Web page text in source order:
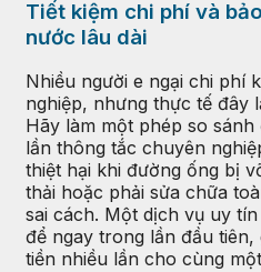
Tiết kiệm chi phí và
nước lâu dài
Nhiều người e ngại chi phí
nghiệp, nhưng thực tế đây
Hãy làm một phép so
lần thông tắc chuyên
thiệt hại khi đường ống bị
thải hoặc phải sửa chữa
sai cách. Một dịch vụ uy
để ngay trong lần đầu
tiền nhiều lần cho cùng